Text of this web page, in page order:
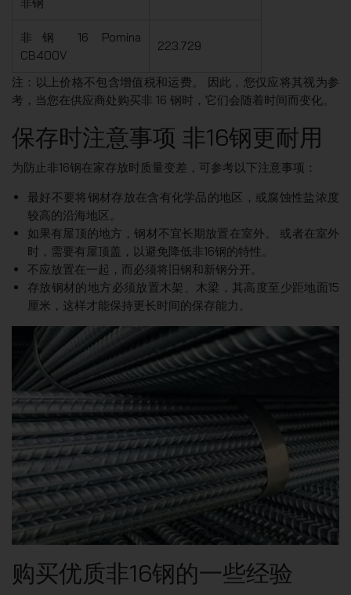
非钢 16 Pomina
CB400V
223.729
注：以上价格不包含增值税和运费。 因此，您仅应将其视为参
考，当您在供应商处购买非 16 钢时，它们会随着时间而变化。
保存时注意事项 非16钢更耐用
为防止非16钢在家存放时质量变差，可参考以下注意事项：
最好不要将钢材存放在含有化学品的地区，或腐蚀性盐浓度
较高的沿海地区。
如果有屋顶的地方，钢材不宜长期放置在室外。 或者在室外
时，需要有屋顶盖，以避免降低非16钢的特性。
不应放置在一起，而必须将旧钢和新钢分开。
存放钢材的地方必须放置木架、木梁，其高度至少距地面15
厘米，这样才能保持更长时间的保存能力。
购买优质非16钢的一些经验